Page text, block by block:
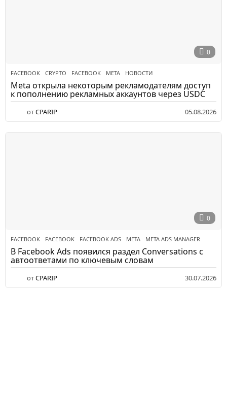
0
FACEBOOK CRYPTO ,FACEBOOK ,META ,НОВОСТИ
Meta открыла некоторым рекламодателям доступ
к пополнению рекламных аккаунтов через USDC
отCPARIP 05.08.2026
0
FACEBOOK FACEBOOK ,FACEBOOK ADS ,META ,META ADS MANAGER
В Facebook Ads появился раздел Conversations с
автоответами по ключевым словам
отCPARIP 30.07.2026